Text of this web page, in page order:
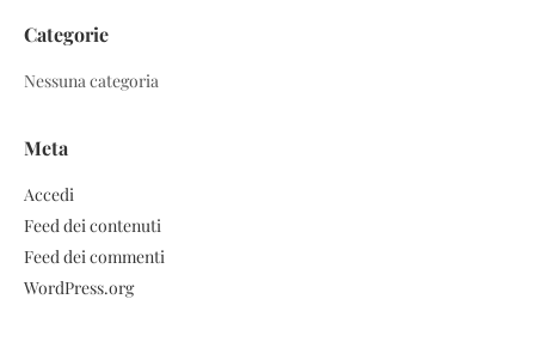
Categorie
Nessuna categoria
Meta
Accedi
Feed dei contenuti
Feed dei commenti
WordPress.org